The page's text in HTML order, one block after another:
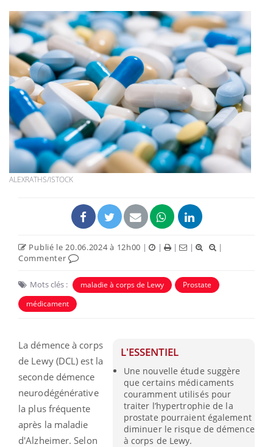
ALEXRATHS/ISTOCK
Publié le 20.06.2024 à 12h00 | | | |
|
Commenter
Mots clés : maladie à corps de Lewy
Prostate
médicament
L'ESSENTIEL
Une nouvelle étude suggère
que certains médicaments
couramment utilisés pour
traiter l’hypertrophie de la
prostate pourraient également
diminuer le risque de démence
à corps de Lewy.
La démence à corps
de Lewy (DCL) est la
seconde démence
neurodégénérative
la plus fréquente
après la maladie
d'Alzheimer. Selon